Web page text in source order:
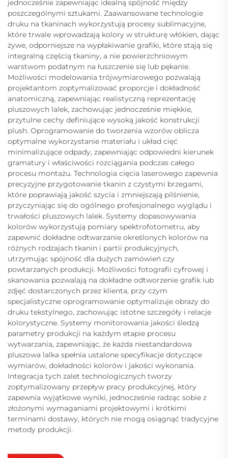
jednocześnie zapewniając idealną spójność między
poszczególnymi sztukami. Zaawansowane technologie
druku na tkaninach wykorzystują procesy sublimacyjne,
które trwale wprowadzają kolory w strukturę włókien, dając
żywe, odporniejsze na wypłakiwanie grafiki, które stają się
integralną częścią tkaniny, a nie powierzchniowym
warstwom podatnym na łuszczenie się lub pękanie.
Możliwości modelowania trójwymiarowego pozwalają
projektantom zoptymalizować proporcje i dokładność
anatomiczną, zapewniając realistyczną reprezentację
pluszowych lalek, zachowując jednocześnie miękkie,
przytulne cechy definiujące wysoką jakość konstrukcji
plush. Oprogramowanie do tworzenia wzorów oblicza
optymalne wykorzystanie materiału i układ cięć
minimalizujące odpady, zapewniając odpowiedni kierunek
gramatury i właściwości rozciągania podczas całego
procesu montażu. Technologia cięcia laserowego zapewnia
precyzyjne przygotowanie tkanin z czystymi brzegami,
które poprawiają jakość szycia i zmniejszają pilśnienie,
przyczyniając się do ogólnego profesjonalnego wyglądu i
trwałości pluszowych lalek. Systemy dopasowywania
kolorów wykorzystują pomiary spektrofotometru, aby
zapewnić dokładne odtwarzanie określonych kolorów na
różnych rodzajach tkanin i partii produkcyjnych,
utrzymując spójność dla dużych zamówień czy
powtarzanych produkcji. Możliwości fotografii cyfrowej i
skanowania pozwalają na dokładne odtworzenie grafik lub
zdjęć dostarczonych przez klienta, przy czym
specjalistyczne oprogramowanie optymalizuje obrazy do
druku tekstylnego, zachowując istotne szczegóły i relacje
kolorystyczne. Systemy monitorowania jakości śledzą
parametry produkcji na każdym etapie procesu
wytwarzania, zapewniając, że każda niestandardowa
pluszowa lalka spełnia ustalone specyfikacje dotyczące
wymiarów, dokładności kolorów i jakości wykonania.
Integracja tych zalet technologicznych tworzy
zoptymalizowany przepływ pracy produkcyjnej, który
zapewnia wyjątkowe wyniki, jednocześnie radząc sobie z
złożonymi wymaganiami projektowymi i krótkimi
terminami dostawy, których nie mogą osiągnąć tradycyjne
metody produkcji.